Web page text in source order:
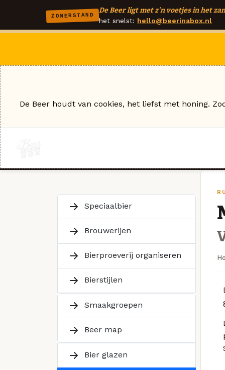
ZOMERSTAND
De Beer ligt met z'n voetjes in het
het snelst: hello@beerinabox.nl
Speciaalbier
Brouwerijen
Bierproeverij organiseren
Bierstijlen
Smaakgroepen
Beer map
Bier glazen
De Beer houdt van cookies, het liefst met honing.